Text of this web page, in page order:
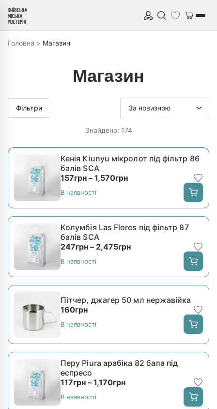
Перейти до вмісту
Головна > Магазин
Магазин
Знайдено: 174
Фільтри
Кенія Kiunyu мікролот під фільтр 86
балів SCA
157грн – 1,570грнДіапазон цін: від
В наявності
Колумбія Las Flores під фільтр 87
балів SCA
247грн – 2,475грнДіапазон цін: від
В наявності
Пітчер, джагер 50 мл нержавійка
160грн
В наявності
Перу Piura арабіка 82 бала під
еспресо
117грн – 1,170грнДіапазон цін: від
В наявності